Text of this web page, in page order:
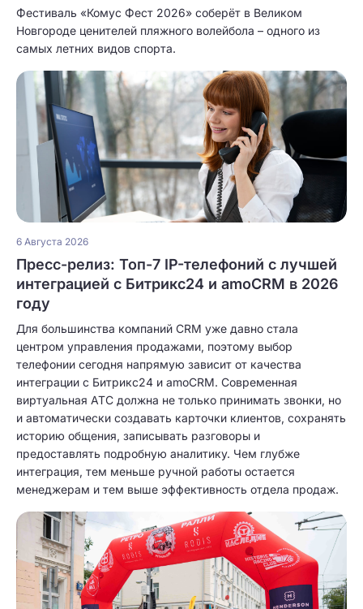
Фестиваль «Комус Фест 2026» соберёт в Великом
Новгороде ценителей пляжного волейбола – одного из
самых летних видов спорта.
6 Августа 2026
Пресс-релиз: Топ-7 IP-телефоний с лучшей
интеграцией с Битрикс24 и amoCRM в 2026
году
Для большинства компаний CRM уже давно стала
центром управления продажами, поэтому выбор
телефонии сегодня напрямую зависит от качества
интеграции с Битрикс24 и amoCRM. Современная
виртуальная АТС должна не только принимать звонки, но
и автоматически создавать карточки клиентов, сохранять
историю общения, записывать разговоры и
предоставлять подробную аналитику. Чем глубже
интеграция, тем меньше ручной работы остается
менеджерам и тем выше эффективность отдела продаж.